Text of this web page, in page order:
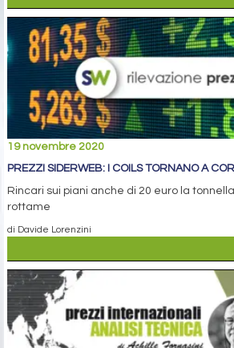
19 novembre 2020
PREZZI SIDERWEB: I COILS TORNANO A
Rincari sui piani anche di 20 euro la
rottame
di Davide Lorenzini